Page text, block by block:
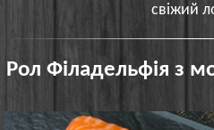
свіжий
Рол Філадельфія з